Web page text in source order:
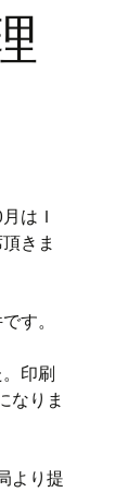
はＩ
きま
す。
印刷
なりま
より提